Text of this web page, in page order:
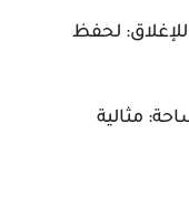
لحفظ
مثالية